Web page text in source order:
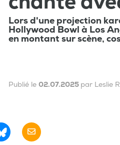
Lors d'une projection
Hollywood Bowl à Los
en montant sur scène,
Publié le 02.07.2025 par Leslie